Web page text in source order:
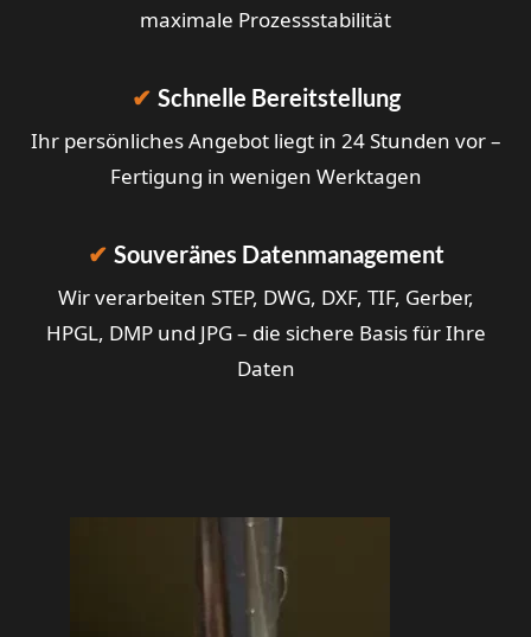
maximale Prozessstabilität
✔ Schnelle Bereitstellung
Ihr persönliches Angebot liegt in 24 Stunden vor –
Fertigung in wenigen Werktagen
✔ Souveränes Datenmanagement
Wir verarbeiten STEP, DWG, DXF, TIF, Gerber,
HPGL, DMP und JPG – die sichere Basis für Ihre
Daten